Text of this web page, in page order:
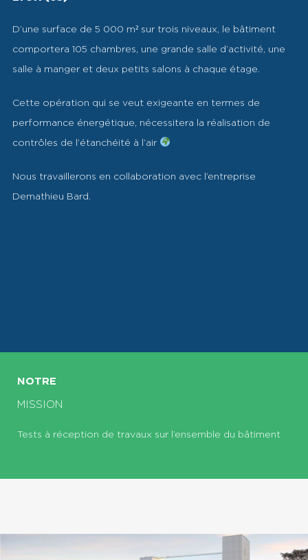
D’une surface de 5 000 m² sur trois niveaux, le bâtiment
comportera 105 chambres, une grande salle d’activité, une
salle à manger et deux petits salons à chaque étage.
Cette opération qui se veut exigeante en termes de
performance énergétique, nécessitera la réalisation de
contrôles de l’étanchéité à l’air
Nous travaillerons en collaboration avec l’entreprise
Demathieu Bard.
NOTRE
MISSION
Tests à réception de travaux sur l’ensemble du bâtiment